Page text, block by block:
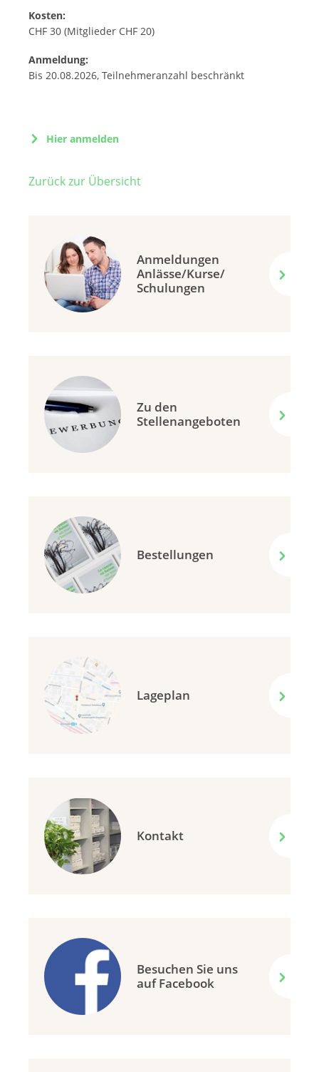
Kosten:
CHF 30 (Mitglieder CHF 20)
Anmeldung:
Bis 20.08.2026, Teilnehmeranzahl beschränkt
Hier anmelden
Zurück zur Übersicht
Anmeldungen
Anlässe/Kurse/
Schulungen
Zu den
Stellenangeboten
Bestellungen
Lageplan
Kontakt
Besuchen Sie uns
auf Facebook